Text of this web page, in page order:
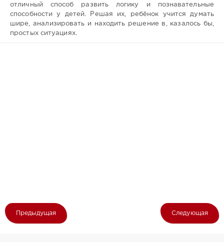
отличный способ развить логику и познавательные
способности у детей. Решая их, ребёнок учится думать
шире, анализировать и находить решение в, казалось бы,
простых ситуациях.
Предыдущая Следующая